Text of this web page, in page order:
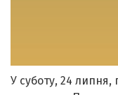
У суботу, 24 липня,